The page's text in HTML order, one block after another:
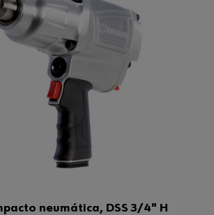
neumática, DSS 3/4" H